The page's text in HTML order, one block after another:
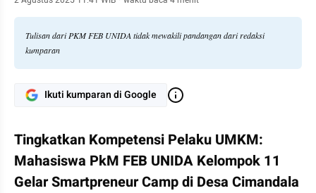
Tulisan dari PKM FEB UNIDA tidak mewakili pandangan dari redaksi
kumparan
Ikuti kumparan di Google
Tingkatkan Kompetensi Pelaku UMKM:
Mahasiswa PkM FEB UNIDA Kelompok 11
Gelar Smartpreneur Camp di Desa Cimandala